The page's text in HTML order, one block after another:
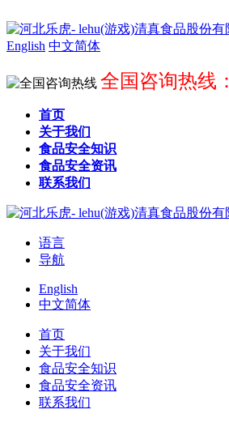
English 中文简体
全国咨询热线
首页
关于我们
食品安全知识
食品安全资讯
联系我们
语言
导航
English
中文简体
首页
关于我们
食品安全知识
食品安全资讯
联系我们